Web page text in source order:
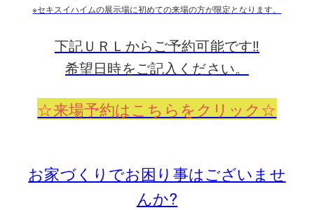
※セキスイハイムの展示場に初めての来場の方が限定となります。
下記ＵＲＬからご予約可能です‼
希望日時をご記入ください。
☆来場予約はこちらをクリック☆
お家づくりでお困り事はございませ
んか?